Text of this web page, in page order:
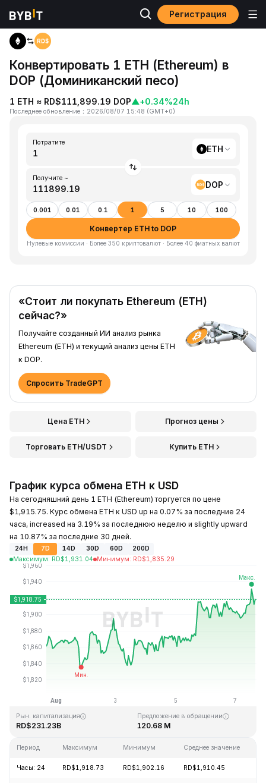
Регистрация
Главная
Конвертировать 1 ETH (Ethereum) в
DOP (Доминиканский песо)
1 ETH ≈ RD$111,899.19 DOP▲+0.34%24h
Последнее обновление ： 2026/08/07 15:48 (GMT+0)
Потратите
ETH
Получите ~
DOP
0.001 0.01 0.1 1 5 10 100
Конвертер ETH to DOP
Нулевые комиссии · Более 350 криптовалют · Более 40 фиатных валют
«Стоит ли покупать Ethereum (ETH)
сейчас?»
Получайте созданный ИИ анализ рынка
Ethereum (ETH) и текущий анализ цены ETH
к DOP.
Спросить TradeGPT
Цена ETH Прогноз цены
Торговать ETH/USDT Купить ETH
График курса обмена ETH к USD
На сегодняшний день 1 ETH (Ethereum) торгуется по цене
$1,915.75. Курс обмена ETH к USD up на 0.07% за последние 24
часа, increased на 3.19% за последнюю неделю и slightly upward
на 10.87% за последние 30 дней.
24H 7D 14D 30D 60D
200D
Максимум: RD$1,931.04 Минимум: RD$1,835.29
Последнее обновление: 15:48 GMT+0 2026-08-07
RD$4,946.05 RD$0.432979
Рын. капитализация
RD$231.23B
Предложение в обращении
120.68 M
Период Максимум Минимум Среднее значение
Часы: 24 RD$1,918.73 RD$1,902.16 RD$1,910.45